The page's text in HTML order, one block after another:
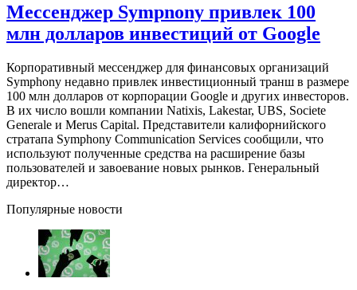
Мессенджер Sympnony привлек 100
млн долларов инвестиций от Google
Корпоративный мессенджер для финансовых организаций
Symphony недавно привлек инвестиционный транш в размере
100 млн долларов от корпорации Google и других инвесторов.
В их число вошли компании Natixis, Lakestar, UBS, Societe
Generale и Merus Capital. Представители калифорнийского
стратапа Symphony Communication Services сообщили, что
используют полученные средства на расширение базы
пользователей и завоевание новых рынков. Генеральный
директор…
Популярные новости